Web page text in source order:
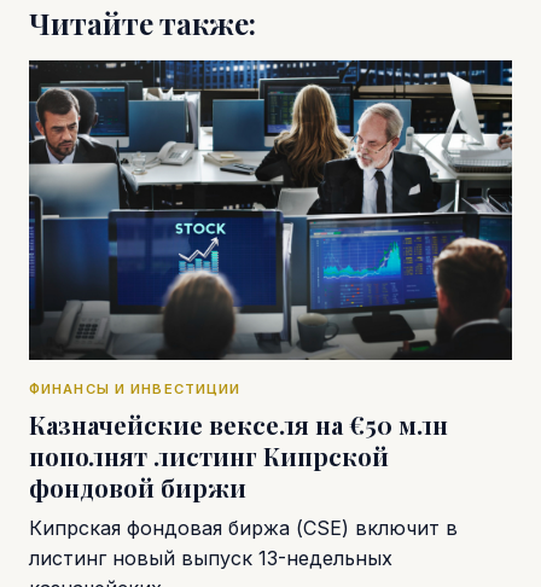
Читайте также:
ФИНАНСЫ И ИНВЕСТИЦИИ
Казначейские векселя на €50 млн
пополнят листинг Кипрской
фондовой биржи
Кипрская фондовая биржа (CSE) включит в
листинг новый выпуск 13-недельных